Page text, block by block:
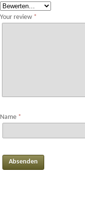
Your review *
Name *